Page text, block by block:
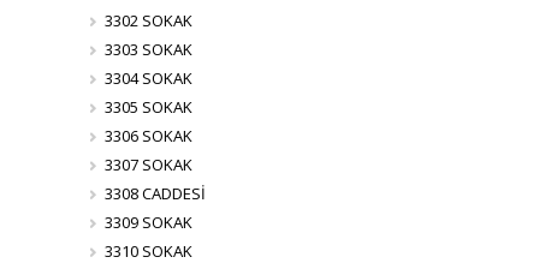
3302 SOKAK
3303 SOKAK
3304 SOKAK
3305 SOKAK
3306 SOKAK
3307 SOKAK
3308 CADDESİ
3309 SOKAK
3310 SOKAK